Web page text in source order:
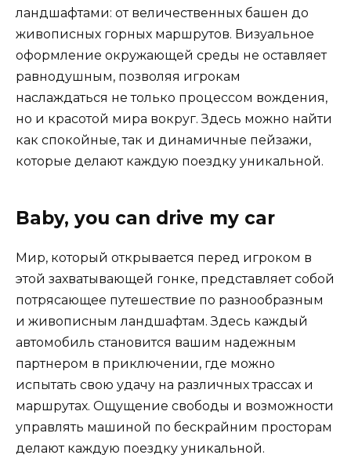
ландшафтами: от величественных башен до
живописных горных маршрутов. Визуальное
оформление окружающей среды не оставляет
равнодушным, позволяя игрокам
наслаждаться не только процессом вождения,
но и красотой мира вокруг. Здесь можно найти
как спокойные, так и динамичные пейзажи,
которые делают каждую поездку уникальной.
Baby, you can drive my car
Мир, который открывается перед игроком в
этой захватывающей гонке, представляет собой
потрясающее путешествие по разнообразным
и живописным ландшафтам. Здесь каждый
автомобиль становится вашим надежным
партнером в приключении, где можно
испытать свою удачу на различных трассах и
маршрутах. Ощущение свободы и возможности
управлять машиной по бескрайним просторам
делают каждую поездку уникальной.